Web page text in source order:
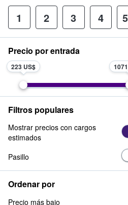
1 2 3 4
Precio por entrada
223 US$
Filtros populares
Mostrar precios con cargos
estimados
Pasillo
Ordenar por
Precio más bajo